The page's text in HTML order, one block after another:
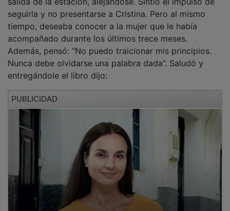
seguirla y no presentarse a Cristina. Pero al mismo
tiempo, deseaba conocer a la mujer que le había
acompañado durante los últimos trece meses.
Además, pensó: “No puedo traicionar mis principios.
Nunca debe olvidarse una palabra dada”. Saludó y
entregándole el libro dijo: